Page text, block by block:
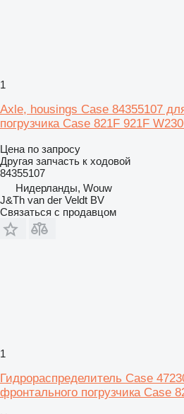
1
Axle, housings Case 84355107
погрузчика Case 821F 921F
Цена по запросу
Другая запчасть к ходовой
84355107
Нидерланды, Wouw
J&Th van der Veldt BV
Связаться с продавцом
1
Гидрораспределитель Case
фронтального погрузчика Case